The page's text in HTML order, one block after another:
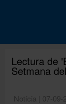
Lectura de
Setmana
Notícia | 07-09-